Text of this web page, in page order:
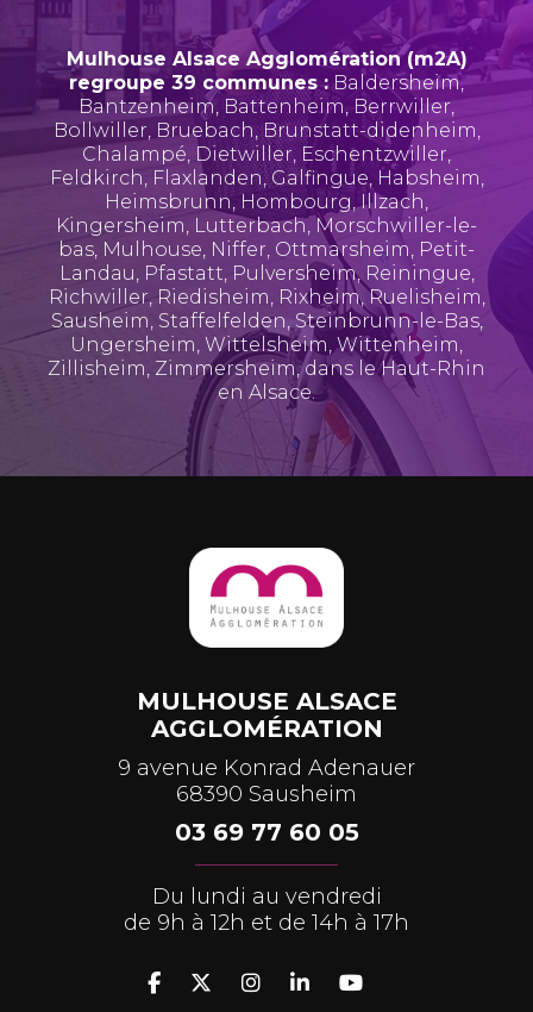
Mulhouse Alsace Agglomération (m2A)
regroupe 39 communes : Baldersheim,
Bantzenheim, Battenheim, Berrwiller,
Bollwiller, Bruebach,Brunstatt-didenheim,
Chalampé, Dietwiller, Eschentzwiller,
Feldkirch, Flaxlanden,Galfingue, Habsheim,
Heimsbrunn, Hombourg,Illzach,
Kingersheim, Lutterbach, Morschwiller-le-
bas, Mulhouse, Niffer, Ottmarsheim, Petit-
Landau, Pfastatt, Pulversheim, Reiningue,
Richwiller, Riedisheim, Rixheim,Ruelisheim,
Sausheim, Staffelfelden, Steinbrunn-le-Bas,
Ungersheim, Wittelsheim,Wittenheim,
Zillisheim, Zimmersheim, dans le Haut-Rhin
en Alsace.
MULHOUSE ALSACE
AGGLOMÉRATION
9 avenue Konrad Adenauer
68390 Sausheim
03 69 77 60 05
Du lundi au vendredi
de 9h à 12h et de 14h à 17h